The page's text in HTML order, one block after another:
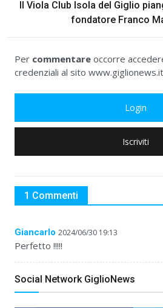
Il Viola Club Isola del Giglio
fondatore Franco
Per commentare occorre
credenziali al sito www.giglionews.it
Login
Iscriviti
1 Commenti
Giancarlo 2024/06/30 19:13
Perfetto !!!!!
Social Network GiglioNews